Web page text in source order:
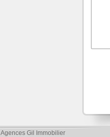
Agences Gil Immobilier